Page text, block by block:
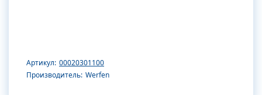
Артикул: 00020301100
Производитель: Werfen